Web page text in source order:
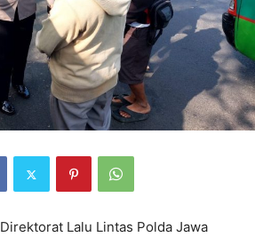
Direktorat Lalu Lintas Polda Jawa